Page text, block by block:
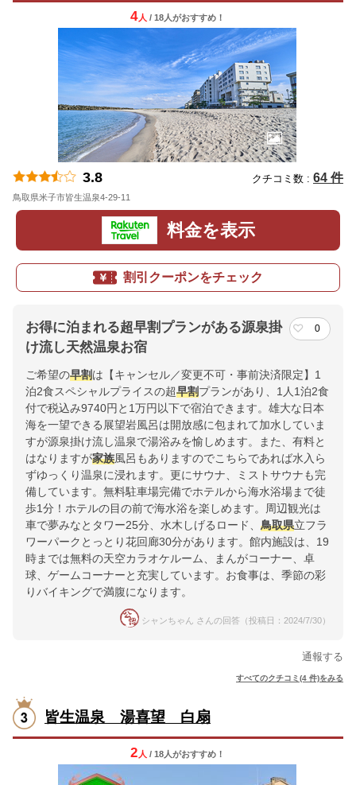
4人 / 18人がおすすめ！
3.8 クチコミ数 : 64 件
鳥取県米子市皆生温泉4-29-11
料金を表示
割引クーポンをチェック
お得に泊まれる超早割プランがある源泉掛
け流し天然温泉お宿
0
ご希望の早割は【キャンセル／変更不可・事前決済限定】1
泊2食スペシャルプライスの超早割プランがあり、1人1泊2食
付で税込み9740円と1万円以下で宿泊できます。雄大な日本
海を一望できる展望岩風呂は開放感に包まれて加水していま
すが源泉掛け流し温泉で湯浴みを愉しめます。また、有料と
はなりますが家族風呂もありますのでこちらであれば水入ら
ずゆっくり温泉に浸れます。更にサウナ、ミストサウナも完
備しています。無料駐車場完備でホテルから海水浴場まで徒
歩1分！ホテルの目の前で海水浴を楽しめます。周辺観光は
車で夢みなとタワー25分、水木しげるロード、 鳥取県立フラ
ワーパークとっとり花回廊30分があります。館内施設は、19
時までは無料の天空カラオケルーム、まんがコーナー、卓
球、ゲームコーナーと充実しています。お食事は、季節の彩
りバイキングで満腹になります。
シャンちゃん さんの回答（投稿日：2024/7/30）
通報する
すべてのクチコミ(4 件)をみる
皆生温泉 湯喜望 白扇
2 人 / 18人がおすすめ！